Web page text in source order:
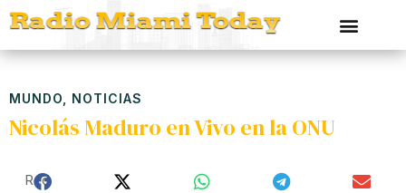
MUNDO NOTICIAS
Nicolás Maduro en Vivo en la ONU
Red